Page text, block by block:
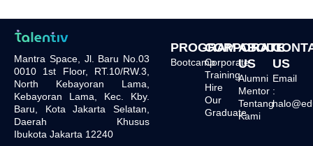
Mantra Space, Jl. Baru No.03
0010 1st Floor, RT.10/RW.3,
North Kebayoran Lama,
Kebayoran Lama, Kec. Kby.
Baru, Kota Jakarta Selatan,
Daerah Khusus
Ibukota Jakarta 12240
PROGRAM
Bootcamp
CORPORATE
Corporate
Training
Hire
Our
Graduate
ABOUT
US
Alumni
Mentor
Tentang
Kami
US
Email
: